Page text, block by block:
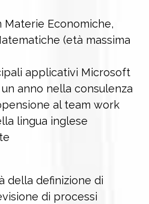
Materie Economiche,
(età massima
applicativi Microsoft
anno nella consulenza
al team work
lingua inglese
della definizione di
di processi